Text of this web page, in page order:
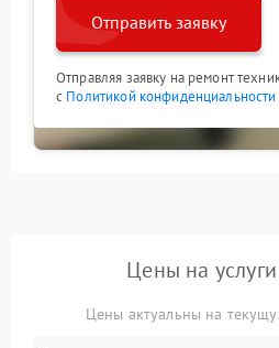
Отправить заявку
Отправляя заявку на ремонт
с Политикой конфиденциальности
Цены на
Цены актуальны на